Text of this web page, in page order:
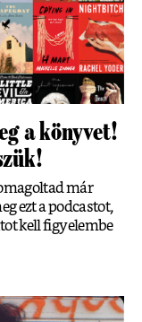
a könyvet!
már
ezt a podcastot,
kell figyelembe